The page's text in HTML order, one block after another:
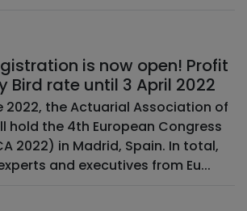
is now open! Profit
Bird rate until 3 April 2022
2022, the Actuarial Association of
hold the 4th European Congress
in Madrid, Spain. In total,
and executives from Eu...